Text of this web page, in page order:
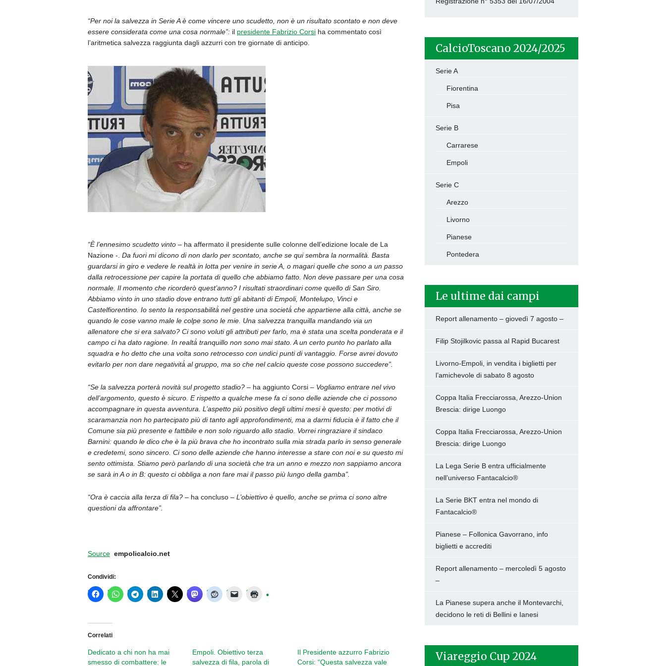
“Per noi la salvezza in Serie A è come vincere uno scudetto, non è un risultato scontato e non deve
essere considerata come una cosa normale”:il presidente Fabrizio Corsiha commentato così
l’aritmetica salvezza raggiunta dagli azzurri con tre giornate di anticipo.
“È l’ennesimo scudetto vinto– ha affermato il presidente sulle colonne dell’edizione locale de La
Nazione -. Da fuori mi dicono di non darlo per scontato, anche se qui sembra la normalità. Basta
guardarsi in giro e vedere le realtà in lotta per venire in serie A, o magari quelle che sono a un passo
dalla retrocessione per capire la portata di quello che abbiamo fatto. Non deve passare per una cosa
normale. Il momento che ricorderò quest’anno? I risultati straordinari come quello di San Siro.
Abbiamo vinto in uno stadio dove entrano tutti gli abitanti di Empoli, Montelupo, Vinci e
Castelfiorentino. Io sento la responsabilità̀ nel gestire una società̀ che appartiene alla città, anche se
quando le cose vanno male le colpe sono le mie. Una salvezza tranquilla mandando via un
allenatore che si era salvato? Ci sono voluti gli attributi per farlo, ma è stata una scelta ponderata e il
campo ci ha dato ragione. In realtà̀ tranquillo non sono mai stato. A un certo punto ho parlato alla
squadra e ho detto che una volta sono retrocesso con undici punti di vantaggio. Forse avrei dovuto
evitarlo per non dare negatività̀ al gruppo, ma so che nel calcio queste cose possono succedere”.
“Se la salvezza porterà novità sul progetto stadio?– ha aggiunto Corsi –Vogliamo entrare nel vivo
dell’argomento, questo è sicuro. E rispetto a qualche mese fa ci sono delle aziende che ci possono
accompagnare in questa avventura. L’aspetto più positivo degli ultimi mesi è questo: per motivi di
scaramanzia non ho partecipato più di tanto agli approfondimenti, ma a darmi fiducia è il fatto che il
Comune sia più presente e fattibile e non solo riguardo allo stadio. Vorrei ringraziare il sindaco
Barnini: quando le dico che è la più brava che ho incontrato sulla mia strada parlo in senso generale
e credetemi, sono sincero. Ci sono delle aziende che hanno interesse a stare con noi e su questo mi
sento ottimista. Stiamo però parlando di una società che tra un anno e mezzo non sappiamo ancora
se sarà in A o in B: questo ci obbliga a non fare mai il passo più lungo della gamba”.
“Ora è caccia alla terza di fila?– ha concluso – L’obiettivo è quello, anche se prima ci sono altre
questioni da affrontare”.
Source empolicalcio.net
Condividi:
Correlati
Dedicato a chi non ha mai
smesso di combattere: le
Empoli. Obiettivo terza
salvezza di fila, parola di
Il Presidente azzurro Fabrizio
Corsi: “Questa salvezza vale
CalcioToscano 2024/2025
Serie A
Fiorentina
Pisa
Serie B
Carrarese
Empoli
Serie C
Arezzo
Livorno
Pianese
Pontedera
Le ultime dai campi
Report allenamento – giovedì 7 agosto –
Filip Stojilkovic passa al Rapid Bucarest
Livorno-Empoli, in vendita i biglietti per
l’amichevole di sabato 8 agosto
Coppa Italia Frecciarossa, Arezzo-Union
Brescia: dirige Luongo
Coppa Italia Frecciarossa, Arezzo-Union
Brescia: dirige Luongo
La Lega Serie B entra ufficialmente
nell’universo Fantacalcio®
La Serie BKT entra nel mondo di
Fantacalcio®
Pianese – Follonica Gavorrano, info
biglietti e accrediti
Report allenamento – mercoledì 5 agosto
–
La Pianese supera anche il Montevarchi,
decidono le reti di Bellini e Ianesi
Viareggio Cup 2024